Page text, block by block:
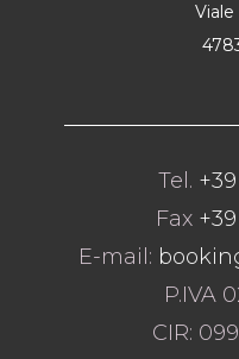
Viale
Tel.
Fax
E-mail:
P.IVA
CIR: